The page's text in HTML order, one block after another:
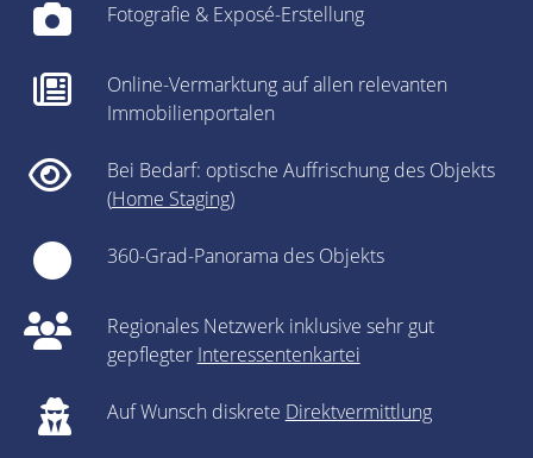
Fotografie & Exposé-Erstellung
Online-Vermarktung auf allen relevanten
Immobilienportalen
Bei Bedarf: optische Auffrischung des Objekts
(Home Staging)
360-Grad-Panorama des Objekts
Regionales Netzwerk inklusive sehr gut
gepflegter Interessentenkartei
Auf Wunsch diskrete Direktvermittlung